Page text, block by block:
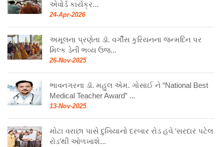
એવોર્ડ કાર્યક્ર...
24-Apr-2026
અમૂલના પ્રણેતા ડૉ. વર્ગીસ કુરિયનના જન્મદિન પર
મિલ્ક ડેની ભવ્ય ઉજ...
26-Nov-2025
ભાવનગરના ડૉ. મહુલ એમ. ગોસાઈ ને “National Best
Medical Teacher Award” ...
13-Nov-2025
મોટા વરાછા પાસે દુખિયાનો દરબાર રોડ હવે ‘સરદાર પટેલ
રોડ’થી ઓળખાશે...